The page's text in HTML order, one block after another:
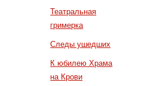
Театральная
гримерка
Следы ушедших
К юбилею Храма
на Крови